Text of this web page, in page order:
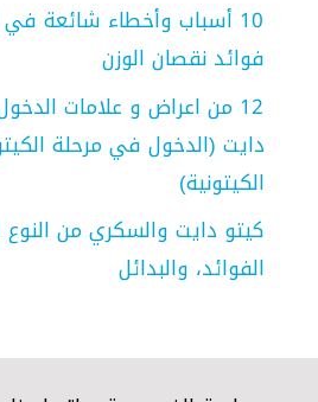
10 أسباب وأخطاء شائعة
فوائد نقصان الوزن
12 من اعراض و علامات
دايت (الدخول في مرحلة
الكيتونية)
كيتو دايت والسكري من النوع
الفوائد، والبدائل